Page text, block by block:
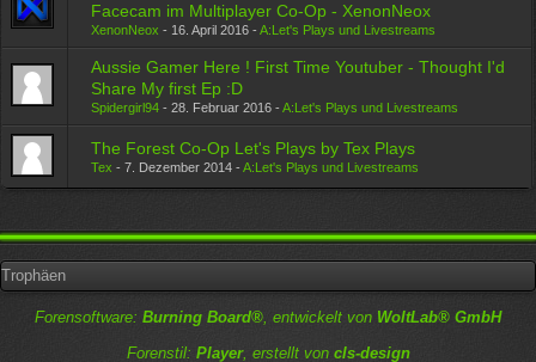
Facecam im Multiplayer Co-Op - XenonNeox
XenonNeox - 16. April 2016 -A:Let's Plays und Livestreams
Aussie Gamer Here ! First Time Youtuber - Thought I'd
Share My first Ep :D
Spidergirl94 -28. Februar 2016 -A:Let's Plays und Livestreams
The Forest Co-Op Let's Plays by Tex Plays
Tex -7. Dezember 2014 -A:Let's Plays und Livestreams
Trophäen
Forensoftware: Burning Board®, entwickelt von WoltLab® GmbH
Forenstil: Player, erstellt von cls-design